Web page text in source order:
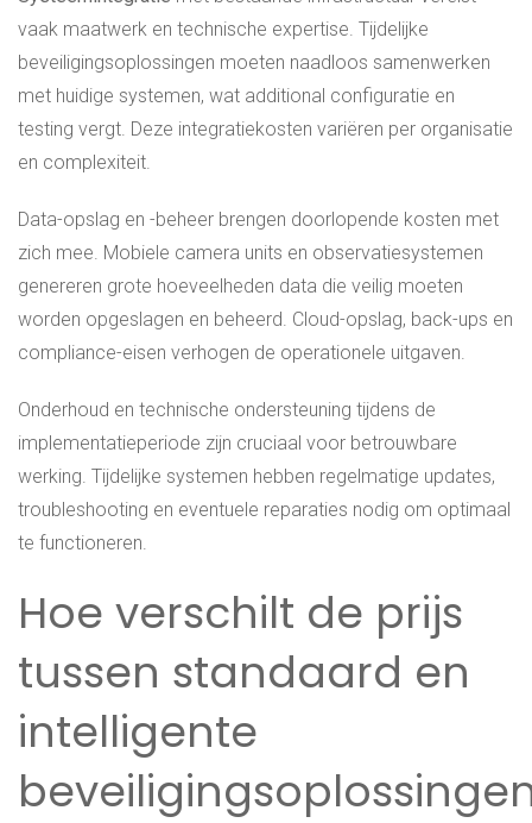
vaak maatwerk en technische expertise. Tijdelijke
beveiligingsoplossingen moeten naadloos samenwerken
met huidige systemen, wat additional configuratie en
testing vergt. Deze integratiekosten variëren per organisatie
en complexiteit.
Data-opslag en -beheer brengen doorlopende kosten met
zich mee. Mobiele camera units en observatiesystemen
genereren grote hoeveelheden data die veilig moeten
worden opgeslagen en beheerd. Cloud-opslag, back-ups en
compliance-eisen verhogen de operationele uitgaven.
Onderhoud en technische ondersteuning tijdens de
implementatieperiode zijn cruciaal voor betrouwbare
werking. Tijdelijke systemen hebben regelmatige updates,
troubleshooting en eventuele reparaties nodig om optimaal
te functioneren.
Hoe verschilt de prijs
tussen standaard en
intelligente